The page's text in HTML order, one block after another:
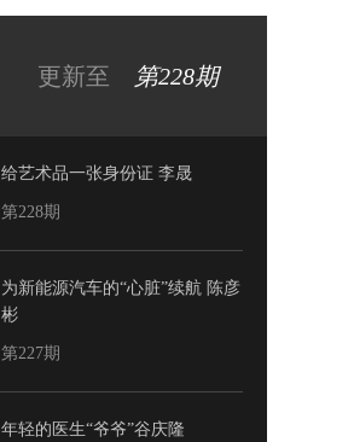
更新至 第228期
给艺术品一张身份证 李晟
第228期
为新能源汽车的“心脏”续航 陈彦
彬
第227期
年轻的医生“爷爷”谷庆隆